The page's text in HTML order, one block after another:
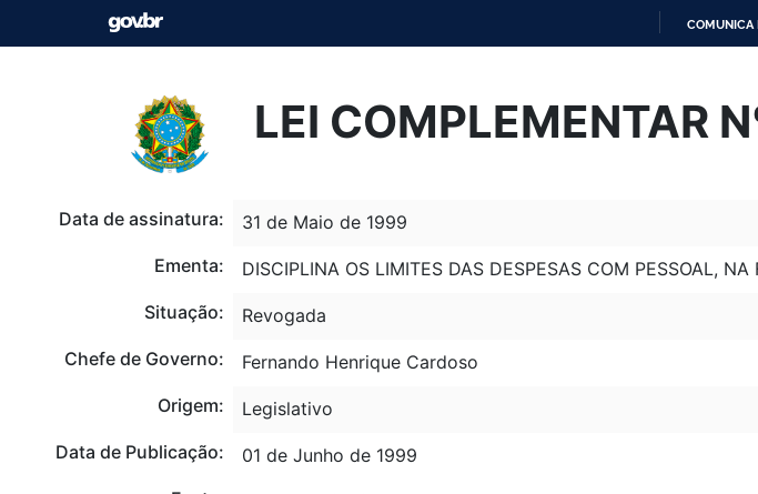
O
COMUNICA
LEI COMPLEMENTAR
Data de assinatura:
31 de Maio de 1999
Ementa:
DISCIPLINA OS LIMITES DAS DESPESAS COM PESSOAL,
Situação:
Revogada
Chefe de Governo:
Fernando Henrique Cardoso
Origem:
Legislativo
Data de Publicação:
01 de Junho de 1999